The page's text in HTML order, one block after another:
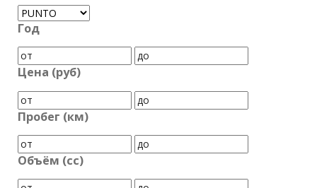
Год
Цена (руб)
Пробег (км)
Объём (cc)